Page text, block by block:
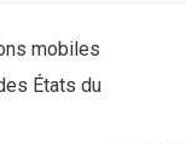
mobiles
États du